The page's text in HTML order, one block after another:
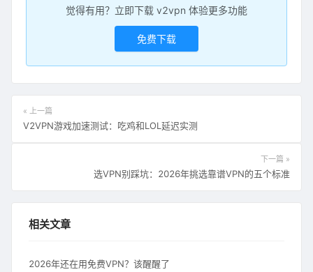
觉得有用？立即下载 v2vpn 体验更多功能
免费下载
« 上一篇
V2VPN游戏加速测试：吃鸡和LOL延迟实测
下一篇 »
选VPN别踩坑：2026年挑选靠谱VPN的五个标准
相关文章
2026年还在用免费VPN？该醒醒了